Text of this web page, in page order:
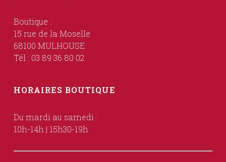
Boutique :
15 rue de la Moselle
68100 MULHOUSE
Tél : 03 89 36 80 02
HORAIRES BOUTIQUE
Du mardi au samedi :
10h-14h | 15h30-19h